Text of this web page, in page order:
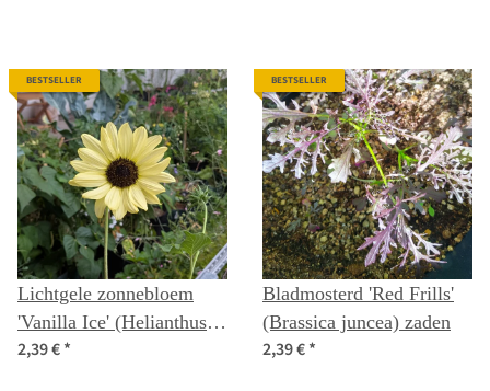
BESTSELLER
Lichtgele zonnebloem
'Vanilla Ice' (Helianthus
debilis) zaad
2,39 €*
BESTSELLER
Bladmosterd 'Red Frills'
(Brassica juncea) zaden
2,39 €*